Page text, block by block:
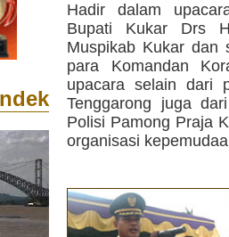
Hadir dalam
Bupati Kukar Drs
Muspikab Kukar dan
para Komandan
upacara selain dari
Tenggarong juga
Polisi Pamong Praja
organisasi